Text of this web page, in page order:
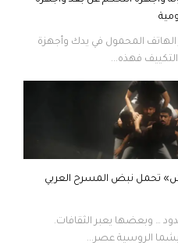
المحمول في يدك وأجهزة
فهذه...
تحمل نبض المسرح العربي
… وبعضها يعبر الثقافات.
الروسية عصر...